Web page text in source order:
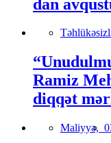
dan
Ramiz
diqqət
Maliyyə,